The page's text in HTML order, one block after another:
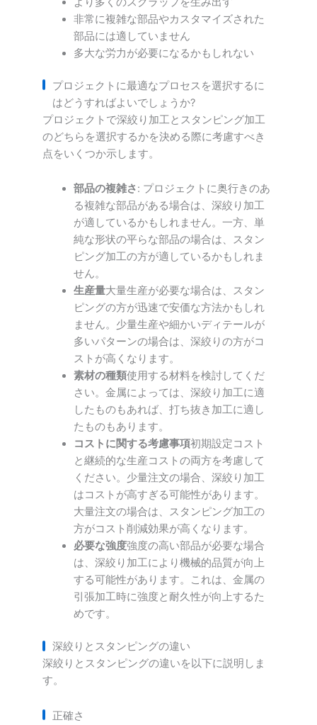
非常に複雑な部品やカスタマイズされた
部品には適していません
多大な労力が必要になるかもしれない
プロジェクトに最適なプロセスを選択するに
はどうすればよいでしょうか?
プロジェクトで深絞り加工とスタンピング加工
のどちらを選択するかを決める際に考慮すべき
点をいくつか示します。
部品の複雑さ: プロジェクトに奥行きのあ
る複雑な部品がある場合は、深絞り加工
が適しているかもしれません。一方、単
純な形状の平らな部品の場合は、スタン
ピング加工の方が適しているかもしれま
せん。
生産量大量生産が必要な場合は、スタン
ピングの方が迅速で安価な方法かもしれ
ません。少量生産や細かいディテールが
多いパターンの場合は、深絞りの方がコ
ストが高くなります。
素材の種類使用する材料を検討してくだ
さい。金属によっては、深絞り加工に適
したものもあれば、打ち抜き加工に適し
たものもあります。
コストに関する考慮事項初期設定コスト
と継続的な生産コストの両方を考慮して
ください。少量注文の場合、深絞り加工
はコストが高すぎる可能性があります。
大量注文の場合は、スタンピング加工の
方がコスト削減効果が高くなります。
必要な強度強度の高い部品が必要な場合
は、深絞り加工により機械的品質が向上
する可能性があります。これは、金属の
引張加工時に強度と耐久性が向上するた
めです。
深絞りとスタンピングの違い
深絞りとスタンピングの違いを以下に説明しま
す。
正確さ